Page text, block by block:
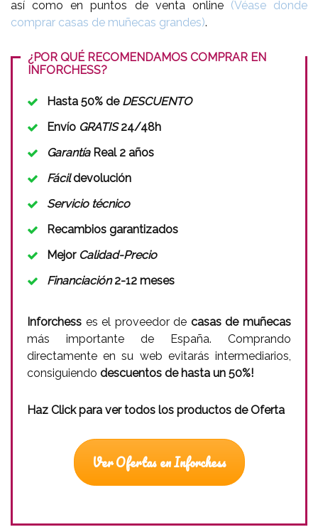
así como en puntos de venta online (Véase donde
comprar casas de muñecas grandes).
¿POR QUÉ RECOMENDAMOS COMPRAR EN
INFORCHESS?
Hasta 50% de DESCUENTO
Envío GRATIS24/48h
GarantíaReal 2 años
Fácildevolución
Servicio técnico
Recambios garantizados
Mejor Calidad-Precio
Financiación2-12 meses
Inforchess es el proveedor de casas de muñecas
más importante de España. Comprando
directamente en su web evitarás intermediarios,
consiguiendo descuentos de hasta un 50%!
Haz Click para ver todos los productos de Oferta
Ver Ofertas en Inforchess